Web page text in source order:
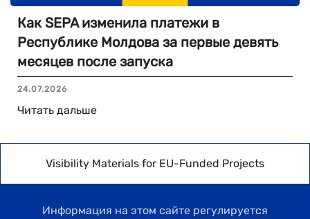
Как SEPA изменила платежи в
Республике Молдова за первые девять
месяцев после запуска
24.07.2026
Читать дальше
Visibility Materials for EU-Funded Projects
Информация на этом сайте регулируется